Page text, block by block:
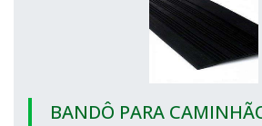
BANDÔ PARA